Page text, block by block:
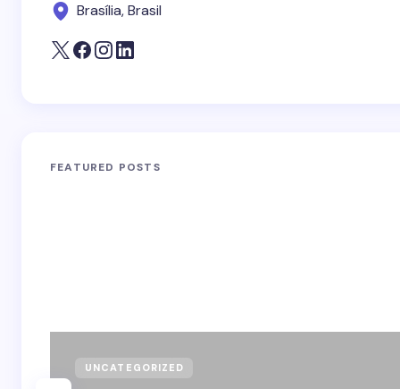
Brasília, Brasil
FEATURED POSTS
UNCATEGORIZED